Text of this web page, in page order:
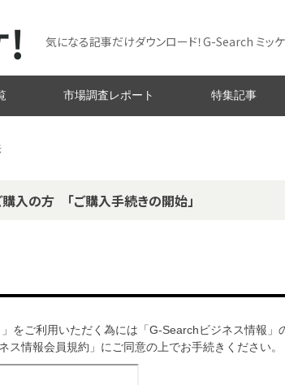
気になる記事だけダウンロード！G-Search ミッケ
市場調査レポート 特集記事
入の方 「ご購入手続きの開始」
」をご利用いただく為には「G-Searchビジネス情報」
ス情報会員規約」にご同意の上でお手続きください。